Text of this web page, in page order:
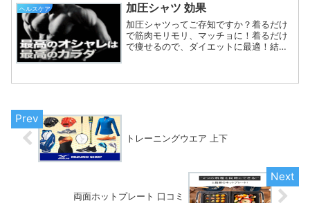
けて見えるのは当然ですが...
ヘルスケア 加圧シャツ 効果
加圧シャツってご存知ですか？着るだけ
で筋肉モリモリ、マッチョに！着るだけ
で痩せるので、ダイエットに最適！結論
トレーニングウエア 上下
両面ホットプレート 口コミ